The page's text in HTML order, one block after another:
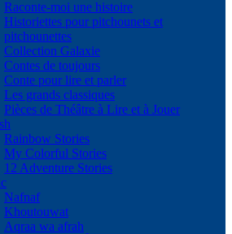
Raconte-moi une histoire
Historiettes pour pitchounets et
pitchounettes
Collection Galaxie
Contes de toujours
Conte pour lire et parler
Les grands classiques
Pièces de Théâtre à Lire et à Jouer
Rainbow Stories
My Colorful Stories
12 Adventure Stories
Nafnaf
Khoutouwat
Aqraa wa afrah